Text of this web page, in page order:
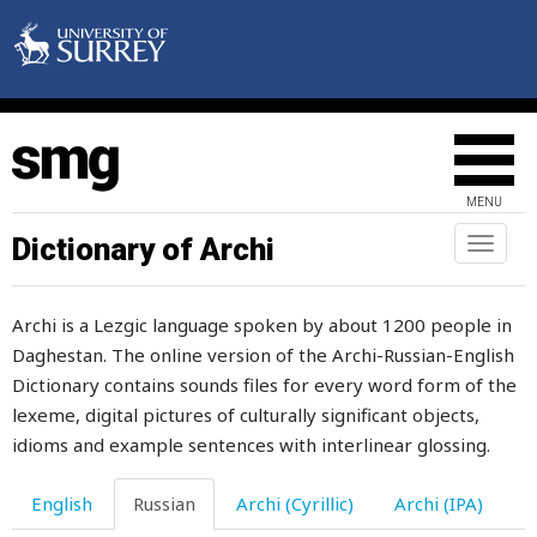
MENU
Toggle
Dictionary of Archi
Archi is a Lezgic language spoken by about 1200 people in
Daghestan. The online version of the Archi-Russian-English
Dictionary contains sounds files for every word form of the
lexeme, digital pictures of culturally significant objects,
idioms and example sentences with interlinear glossing.
English Russian Archi (Cyrillic) Archi (IPA)
стул
стыд
стыдно
суббота
сугроб
суд